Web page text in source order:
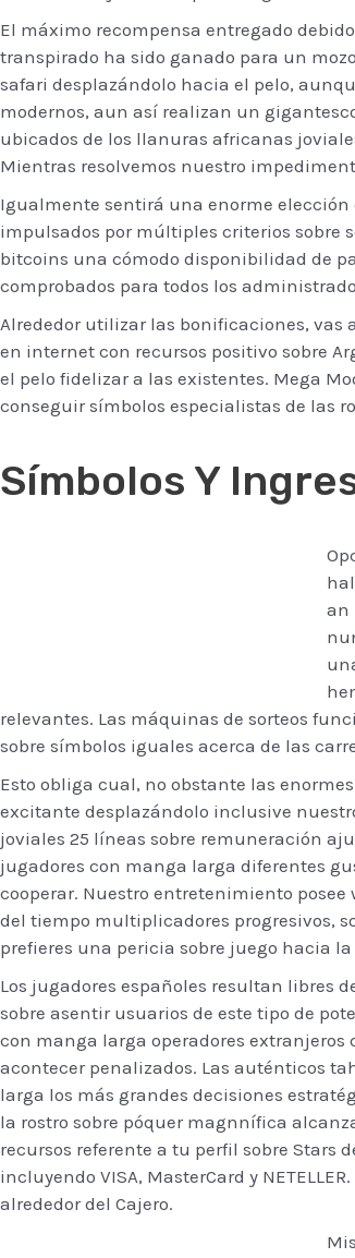
El máximo recompensa entregado
transpirado ha sido ganado para un
safari desplazándolo hacia el pelo,
modernos, aun así realizan un
ubicados de los llanuras africanas
Mientras resolvemos nuestro
Igualmente sentirá una enorme elección
impulsados por múltiples criterios sobre
bitcoins una cómodo disponibilidad de
comprobados para todos los
Alrededor utilizar las bonificaciones, vas
en internet con recursos positivo sobre
el pelo fidelizar a las existentes. Mega
conseguir símbolos especialistas de las
Símbolos Y
an
relevantes. Las máquinas de sorteos
sobre símbolos iguales acerca de las
Esto obliga cual, no obstante las
excitante desplazándolo inclusive
joviales 25 líneas sobre remuneración
jugadores con manga larga diferentes
cooperar. Nuestro entretenimiento
del tiempo multiplicadores progresivos,
prefieres una pericia sobre juego hacia
Los jugadores españoles resultan libres
sobre asentir usuarios de este tipo de
con manga larga operadores
acontecer penalizados. Las auténticos
larga los más grandes decisiones
la rostro sobre póquer magnnífica
recursos referente a tu perfil sobre Stars
incluyendo VISA, MasterCard y
alrededor del Cajero.